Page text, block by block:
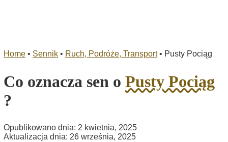
Home • Sennik • Ruch, Podróże, Transport • Pusty Pociąg
Co oznacza sen o Pusty Pociąg
?
Opublikowano dnia: 2 kwietnia, 2025
Aktualizacja dnia: 26 września, 2025